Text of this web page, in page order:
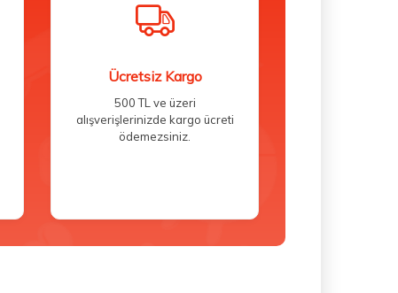
Ücretsiz Kargo
500 TL ve üzeri
alışverişlerinizde kargo ücreti
ödemezsiniz.